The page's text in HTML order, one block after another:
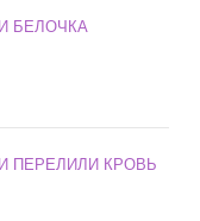
БЕЛОЧКА
ПЕРЕЛИЛИ КРОВЬ